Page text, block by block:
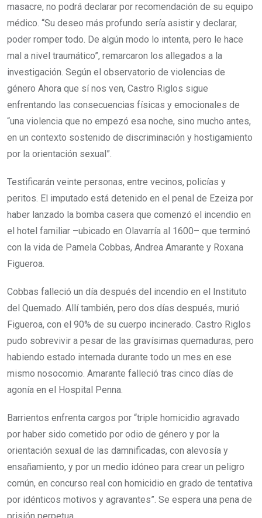
masacre, no podrá declarar por recomendación de su equipo
médico. “Su deseo más profundo sería asistir y declarar,
poder romper todo. De algún modo lo intenta, pero le hace
mal a nivel traumático”, remarcaron los allegados a la
investigación. Según el observatorio de violencias de
género Ahora que sí nos ven, Castro Riglos sigue
enfrentando las consecuencias físicas y emocionales de
“una violencia que no empezó esa noche, sino mucho antes,
en un contexto sostenido de discriminación y hostigamiento
por la orientación sexual”.
Testificarán veinte personas, entre vecinos, policías y
peritos. El imputado está detenido en el penal de Ezeiza por
haber lanzado la bomba casera que comenzó el incendio en
el hotel familiar –ubicado en Olavarría al 1600– que terminó
con la vida de Pamela Cobbas, Andrea Amarante y Roxana
Figueroa.
Cobbas falleció un día después del incendio en el Instituto
del Quemado. Allí también, pero dos días después, murió
Figueroa, con el 90% de su cuerpo incinerado. Castro Riglos
pudo sobrevivir a pesar de las gravísimas quemaduras, pero
habiendo estado internada durante todo un mes en ese
mismo nosocomio. Amarante falleció tras cinco días de
agonía en el Hospital Penna.
Barrientos enfrenta cargos por “triple homicidio agravado
por haber sido cometido por odio de género y por la
orientación sexual de las damnificadas, con alevosía y
ensañamiento, y por un medio idóneo para crear un peligro
común, en concurso real con homicidio en grado de tentativa
por idénticos motivos y agravantes”. Se espera una pena de